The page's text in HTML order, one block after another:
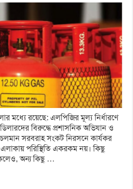
মধ্যে রয়েছে: এলপিজির মূল্য নির্ধারণে
বিরুদ্ধে প্রশাসনিক অভিযান ও
চলমান সরবরাহ সংকট নিরসনে কার্যকর
পরিস্থিতি একরকম নয়। কিছু
অন্য কিছু …